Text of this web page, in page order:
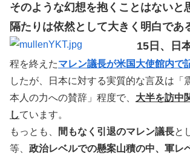
そのような幻想を抱くことはないと
隔たりは依然として大きく明白であ
15日、日
程を終えたマレン議長が米国大使館内で
したが、日本に対する実質的な言及は「
本人の力への賛辞」程度で、 大半を訪中
しています。
もっとも、
間もなく引退のマレン議長と
等、 政治レベルでの懸案山積の中、軍レ